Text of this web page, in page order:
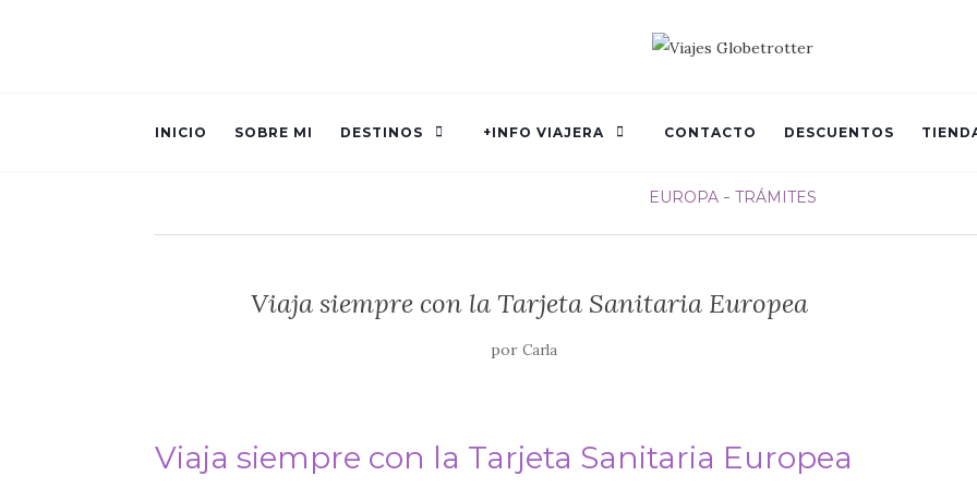
INICIO SOBRE MI DESTINOS +INFO VIAJERA CONTACTO DESCUENTOS
EUROPA TRÁMITES
Viaja siempre con la Tarjeta Sanitaria Europea
por Carla
Viaja siempre con la Tarjeta Sanitaria Europea